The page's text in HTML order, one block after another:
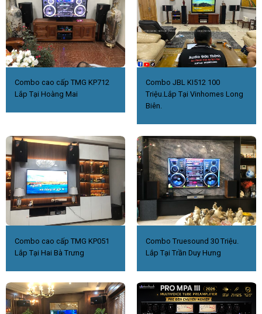
Combo cao cấp TMG KP712
Lắp Tại Hoàng Mai
Combo JBL KI512 100
Triệu.Lắp Tại Vinhomes Long
Biên.
Combo cao cấp TMG KP051
Lắp Tại Hai Bà Trưng
Combo Truesound 30 Triệu.
Lắp Tại Trần Duy Hưng